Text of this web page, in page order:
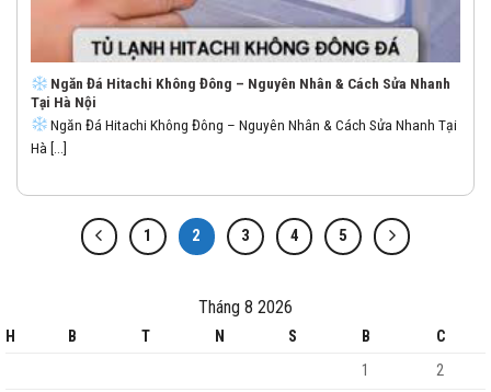
Ngăn Đá Hitachi Không Đông – Nguyên Nhân & Cách Sửa Nhanh
Tại Hà Nội
Ngăn Đá Hitachi Không Đông – Nguyên Nhân & Cách Sửa Nhanh Tại
Hà [...]
1 2 3 4 5
Tháng 8 2026
H B T N S B
C
1
2